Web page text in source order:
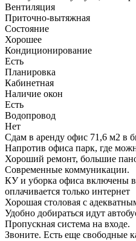
Вентиляция
Приточно-вытяжная
Состояние
Хорошее
Кондиционирование
Есть
Планировка
Кабинетная
Наличие окон
Есть
Водопровод
Нет
Сдам в аренду офис 71,6 м2 в
Напротив офиса парк, где
Хороший ремонт, большие
Современные коммуникации.
КУ и уборка офиса включены
оплачивается только интернет
Хорошая столовая с
Удобно добираться идут
Пропускная система на входе.
Звоните. Есть еще свободные